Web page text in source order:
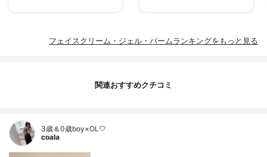
フェイスクリーム・ジェル・バームランキングをもっと見る
関連おすすめクチコミ
3歳＆0歳boy×OL🤍
coala